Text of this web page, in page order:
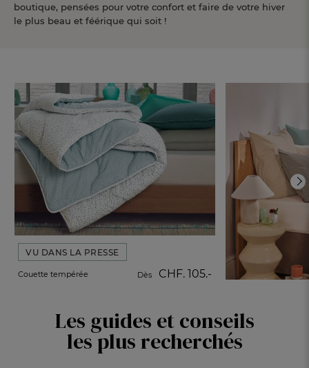
boutique, pensées pour votre confort et faire de votre hiver
le plus beau et féérique qui soit !
VU DANS LA PRESSE
Couette tempérée Dès CHF. 105.-
Linge de lit
Flanelle bicolore
Les guides et conseils
les plus recherchés